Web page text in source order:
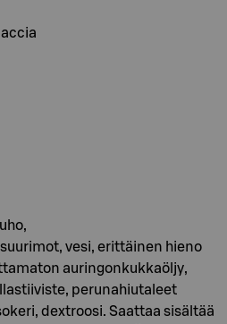
vesi, erittäinen hieno
auringonkukkaöljy,
perunahiutaleet
dextroosi. Saattaa sisältää